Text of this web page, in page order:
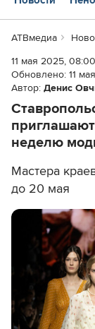
АТВмедиа
11 мая 2025, 08:00
Обновлено: 11
Автор: Денис
неделю
Мастера
до 20 мая